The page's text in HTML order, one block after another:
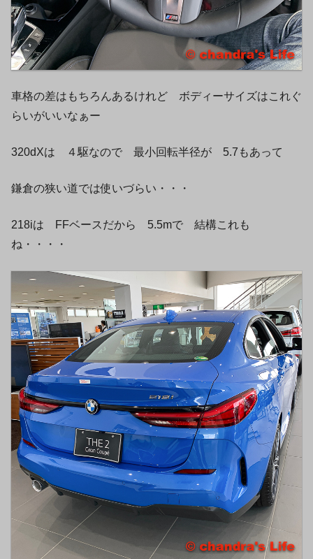
車格の差はもちろんあるけれど ボディーサイズはこれぐ
らいがいいなぁー
320dXは ４駆なので 最小回転半径が 5.7もあって
鎌倉の狭い道では使いづらい・・・
218iは FFベースだから 5.5mで 結構これも
ね・・・・